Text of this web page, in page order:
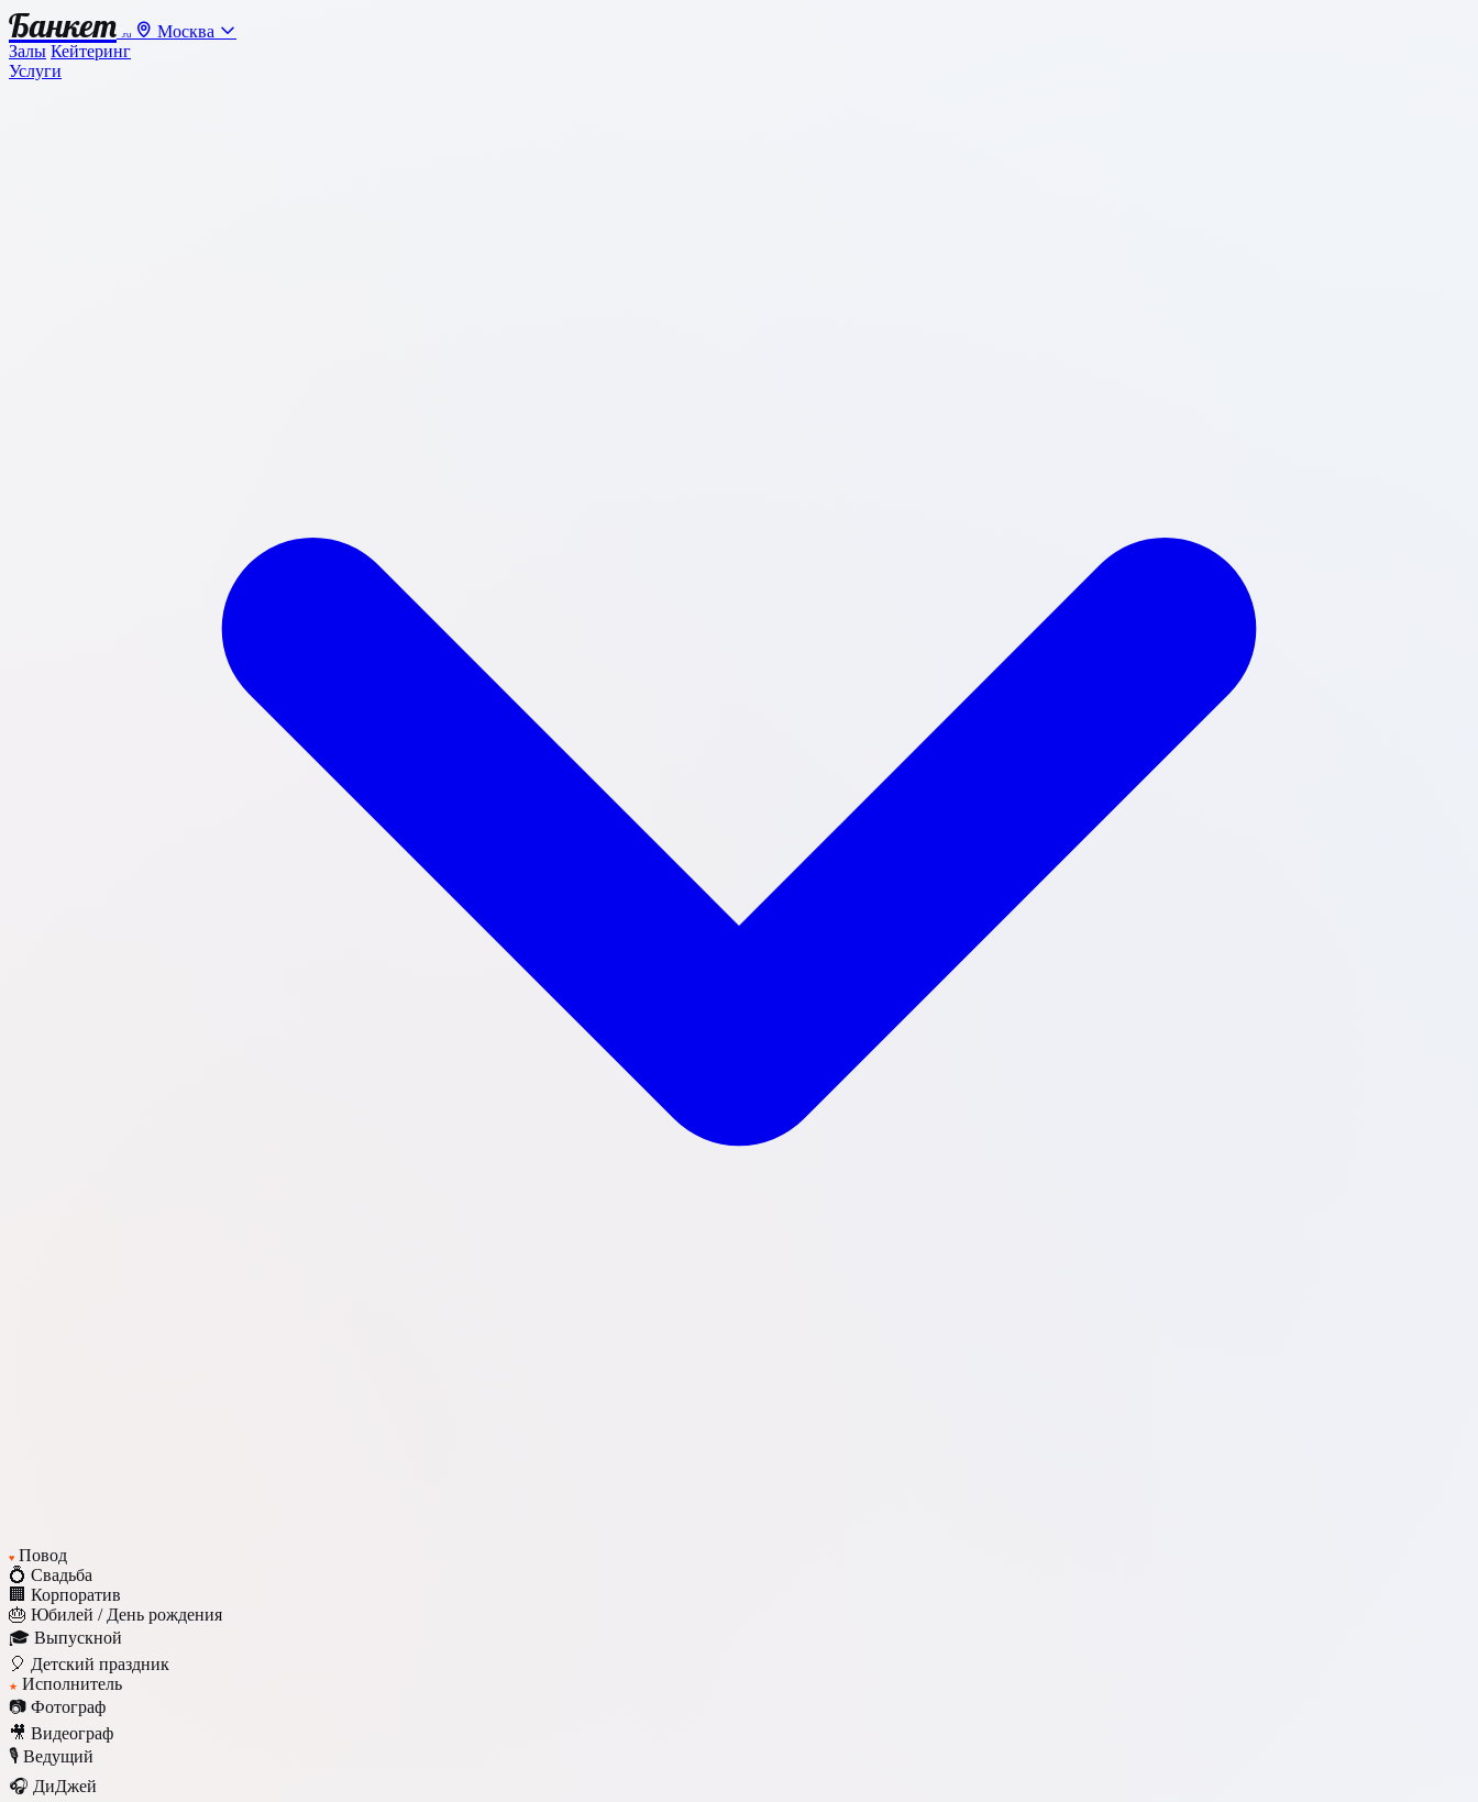
Банкет .ru
Москва
Залы Кейтеринг
Услуги
♥ Повод
💍 Свадьба
🏢 Корпоратив
🎂 Юбилей / День рождения
🎓 Выпускной
🎈 Детский праздник
★ Исполнитель
📷 Фотограф
🎥 Видеограф
🎙️ Ведущий
🎧 ДиДжей